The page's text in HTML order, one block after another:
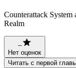
Counterattack
Realm
--
Нет оценок
Читать с первой